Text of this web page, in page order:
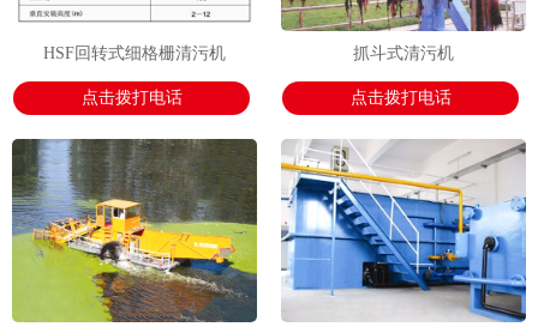
HSF回转式细格栅清污机
点击拨打电话
抓斗式清污机
点击拨打电话